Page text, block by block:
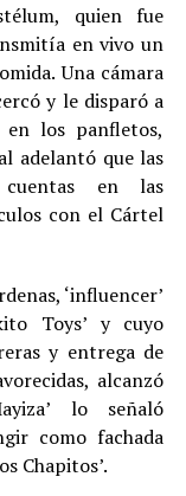
quien fue
en vivo un
Una cámara
y le disparó a
en los panfletos,
adelantó que las
cuentas en las
con el Cártel
‘influencer’
Toys’ y cuyo
y entrega de
alcanzó
lo señaló
como fachada
Chapitos’.